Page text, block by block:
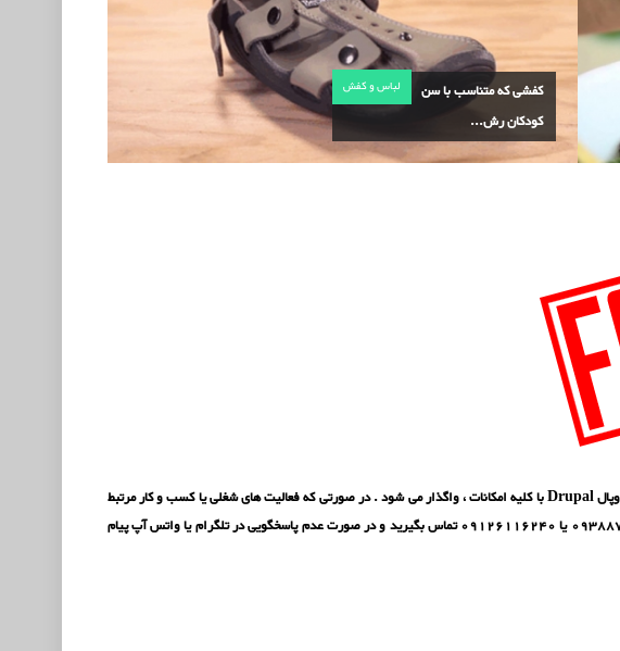
لباس و کفش
کفشی که متناسب با سن
کودکان رش...
بازدید کننده محترم ، این سایت به همراه دامنه ، با سامانه مدیریت محتوا (CMS) دروپال Drupal با کلیه امکانات ، واگذار می شود . در صورتی که فعالیت های شغلی یا کسب و کار مرتبط
دارید برای نقل و انتقالات دامنه و وب سایت به شکل کامل با شماره تماس 09388760510 یا 09126116240 تماس بگیرید و در صورت عدم پاسخگویی در تلگرام یا واتس آپ پیام